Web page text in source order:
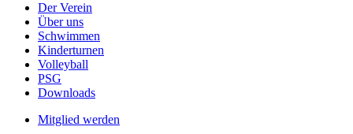
Der Verein
Über uns
Schwimmen
Kinderturnen
Volleyball
PSG
Downloads
Mitglied werden